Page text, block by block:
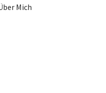
Mich